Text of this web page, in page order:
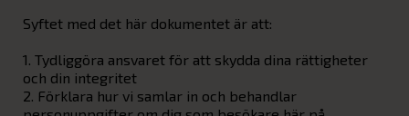
Syftet med det här dokumentet är att:
1. Tydliggöra ansvaret för att skydda dina rättigheter
och din integritet
2. Förklara hur vi samlar in och behandlar